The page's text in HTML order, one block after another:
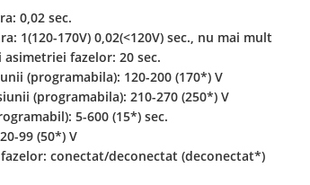
0,02 sec.
1(120-170V) 0,02(<120V) sec., nu mai mult
fazelor: 20 sec.
(programabila): 120-200 (170*) V
(programabila): 210-270 (250*) V
5-600 (15*) sec.
99 (50*) V
conectat/deconectat (deconectat*)